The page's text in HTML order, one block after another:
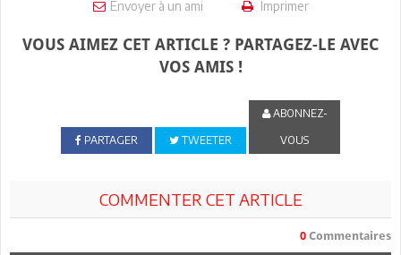
Envoyer à un ami Imprimer
VOUS AIMEZ CET ARTICLE ? PARTAGEZ-LE AVEC
VOS AMIS !
PARTAGER TWEETER
ABONNEZ-
VOUS
COMMENTER CET ARTICLE
0 Commentaires